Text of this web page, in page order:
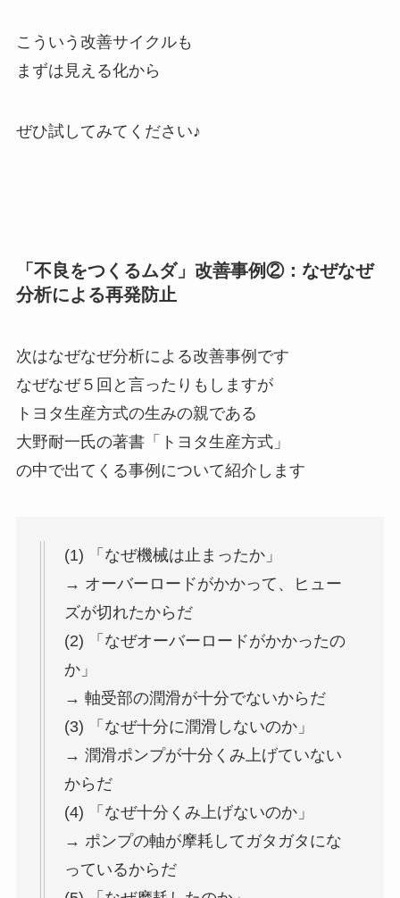
こういう改善サイクルも
まずは見える化から
ぜひ試してみてください♪
「不良をつくるムダ」改善事例②：なぜなぜ
分析による再発防止
次はなぜなぜ分析による改善事例です
なぜなぜ５回と言ったりもしますが
トヨタ生産方式の生みの親である
大野耐一氏の著書「トヨタ生産方式」
の中で出てくる事例について紹介します
(1) 「なぜ機械は止まったか」
→ オーバーロードがかかって、ヒュー
ズが切れたからだ
(2) 「なぜオーバーロードがかかったの
か」
→ 軸受部の潤滑が十分でないからだ
(3) 「なぜ十分に潤滑しないのか」
→ 潤滑ポンプが十分くみ上げていない
からだ
(4) 「なぜ十分くみ上げないのか」
→ ポンプの軸が摩耗してガタガタにな
っているからだ